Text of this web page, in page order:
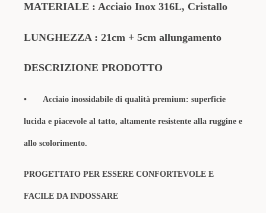
MATERIALE : Acciaio Inox 316L, Cristallo
LUNGHEZZA : 21cm + 5cm allungamento
DESCRIZIONE PRODOTTO
• Acciaio inossidabile di qualità premium: superficie
lucida e piacevole al tatto, altamente resistente alla ruggine e
allo scolorimento.
PROGETTATO PER ESSERE CONFORTEVOLE E
FACILE DA INDOSSARE